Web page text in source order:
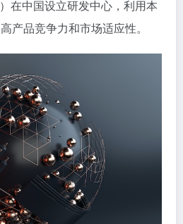
在中国设立研发中心，利用本
产品竞争力和市场适应性。